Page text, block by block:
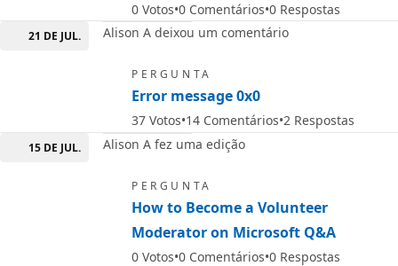
0 Votos 0 Comentários 0 Respostas
21 DE JUL. Alison A deixou um comentário
PERGUNTA
Error message 0x0
37 Votos 14 Comentários 2 Respostas
15 DE JUL. Alison A fez uma edição
PERGUNTA
How to Become a Volunteer
Moderator on Microsoft Q&A
0 Votos 0 Comentários 0 Respostas